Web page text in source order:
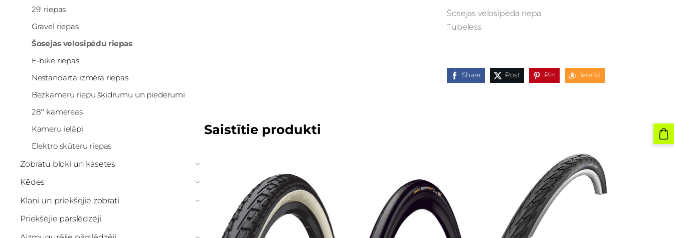
29' riepas
Gravel riepas
Šosejas velosipēdu riepas
E-bike riepas
Nestandarta izmēra riepas
Bezkameru riepu šķidrumu un piederumi
28'' kamereas
Kameru ielāpi
Elektro skūteru riepas
Zobratu bloki un kasetes ›
Ķēdes ›
Klaņi un priekšējie zobrati ›
Priekšējie pārslēdzēji
Šosejas velosipēda riepa
Tubeless
Share Post Pin Ieteikt
Saistītie produkti